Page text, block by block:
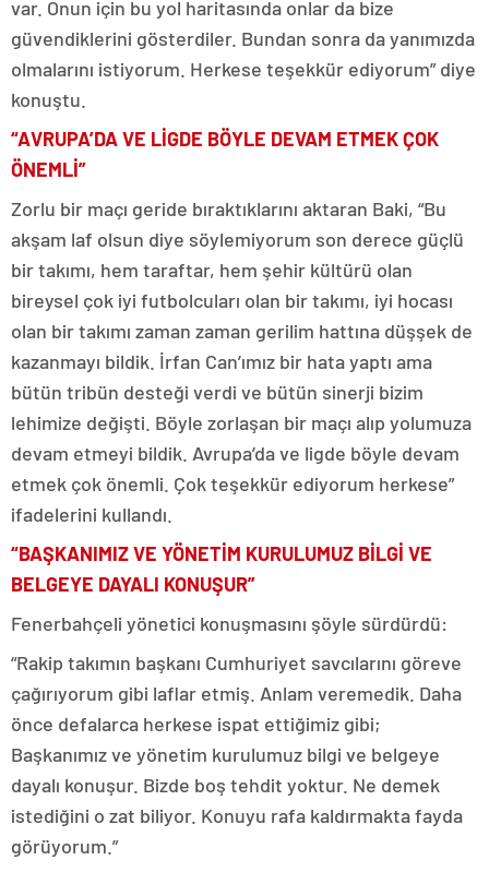
var. Onun için bu yol haritasında onlar da bize
güvendiklerini gösterdiler. Bundan sonra da yanımızda
olmalarını istiyorum. Herkese teşekkür ediyorum” diye
konuştu.
“AVRUPA’DA VE LİGDE BÖYLE DEVAM ETMEK ÇOK
ÖNEMLİ”
Zorlu bir maçı geride bıraktıklarını aktaran Baki, “Bu
akşam laf olsun diye söylemiyorum son derece güçlü
bir takımı, hem taraftar, hem şehir kültürü olan
bireysel çok iyi futbolcuları olan bir takımı, iyi hocası
olan bir takımı zaman zaman gerilim hattına düşşek de
kazanmayı bildik. İrfan Can’ımız bir hata yaptı ama
bütün tribün desteği verdi ve bütün sinerji bizim
lehimize değişti. Böyle zorlaşan bir maçı alıp yolumuza
devam etmeyi bildik. Avrupa’da ve ligde böyle devam
etmek çok önemli. Çok teşekkür ediyorum herkese”
ifadelerini kullandı.
“BAŞKANIMIZ VE YÖNETİM KURULUMUZ BİLGİ VE
BELGEYE DAYALI KONUŞUR”
Fenerbahçeli yönetici konuşmasını şöyle sürdürdü:
“Rakip takımın başkanı Cumhuriyet savcılarını göreve
çağırıyorum gibi laflar etmiş. Anlam veremedik. Daha
önce defalarca herkese ispat ettiğimiz gibi;
Başkanımız ve yönetim kurulumuz bilgi ve belgeye
dayalı konuşur. Bizde boş tehdit yoktur. Ne demek
istediğini o zat biliyor. Konuyu rafa kaldırmakta fayda
görüyorum.”